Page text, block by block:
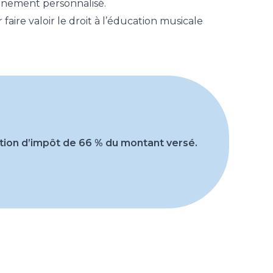
personnalisé.
valoir le droit à l’éducation musicale
d’impôt de 66 % du montant versé.